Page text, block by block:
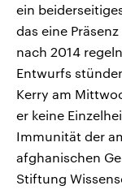
ein
das eine
nach 2014
Entwurfs
Kerry am
er keine
Immunität der
afghanischen
Stiftung